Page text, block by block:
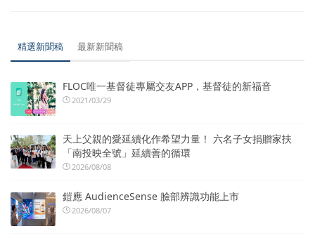
精選新聞稿 最新新聞稿
FLOC唯一基督徒專屬交友APP，基督徒的新福音
2021/03/29
天上父親的愛延續化作希望力量！ 六名子女捐贈家扶
「南投映全號」延續善的循環
2026/08/08
鎧應 AudienceSense 臉部辨識功能上市
2026/08/07